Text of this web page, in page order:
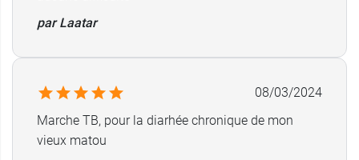
par Laatar
08/03/2024
Marche TB, pour la diarhée chronique de mon
vieux matou